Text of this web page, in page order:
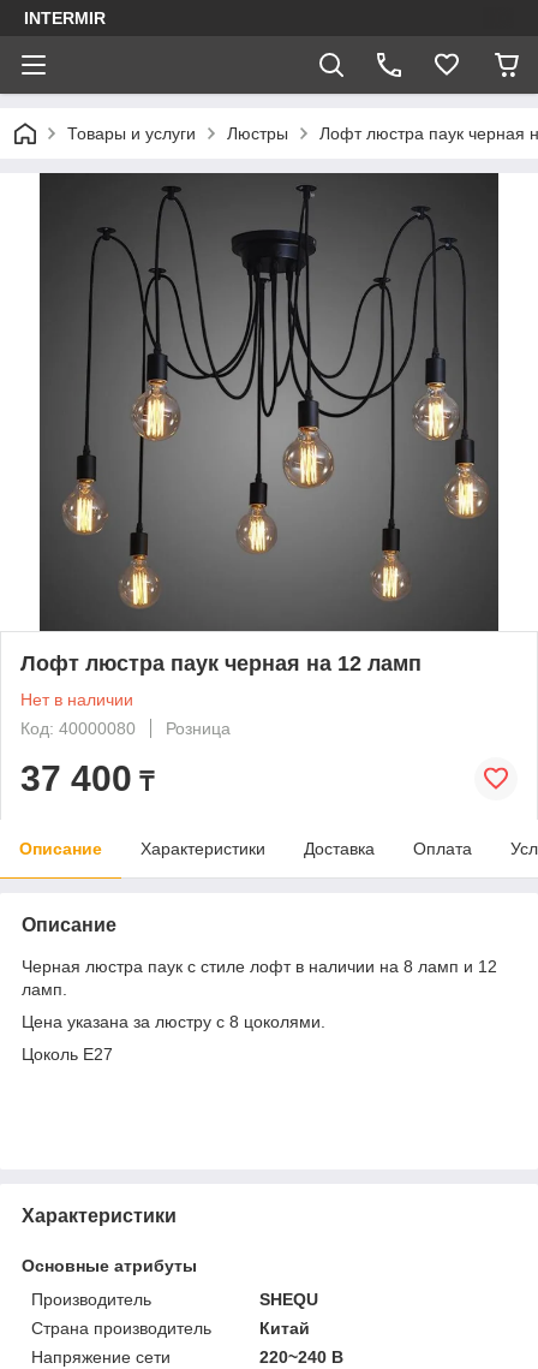
INTERMIR
Товары и услуги Люстры Лофт люстра паук черная
Лофт люстра паук черная на 12 ламп
Нет в наличии
Код: 40000080
Розница
37 400 ₸
Описание Характеристики Доставка Оплата
Описание
Черная люстра паук с стиле лофт в наличии на 8 ламп и 12
ламп.
Цена указана за люстру с 8 цоколями.
Цоколь E27
Характеристики
Основные атрибуты
Производитель
SHEQU
Страна производитель
Китай
Напряжение сети
220~240 В